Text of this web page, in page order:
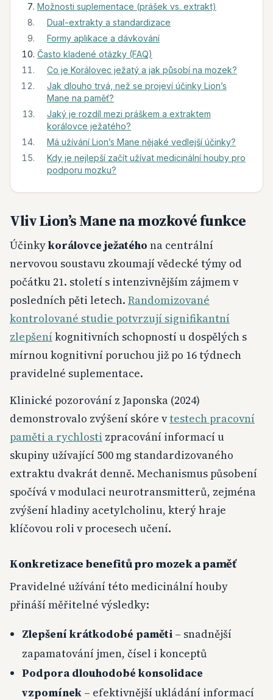
Možnosti suplementace (prášek vs. extrakt)
Dual-extrakty a standardizace
Formy aplikace a dávkování
Často kladené otázky (FAQ)
Co je Korálovec ježatý a jak působí na mozek?
Jak dlouho trvá, než se projeví účinky Lion’s
Mane na paměť?
Jaký je rozdíl mezi práškem a extraktem
korálovce ježatého?
Má užívání Lion’s Mane nějaké vedlejší účinky?
Kdy je nejlepší začít užívat medicinální houby pro
podporu mozku?
Vliv Lion’s Mane na mozkové funkce
Účinkykorálovce ježatého na centrální
nervovou soustavu zkoumají vědecké týmy od
počátku 21. století s intenzivnějším zájmem v
posledních pěti letech. Randomizované
kontrolované studie potvrzují signifikantní
zlepšení kognitivních schopností u dospělých s
mírnou kognitivní poruchou již po 16 týdnech
pravidelné suplementace.
Klinické pozorování z Japonska (2024)
demonstrovalo zvýšení skóre vtestech pracovní
paměti a rychlosti zpracování informací u
skupiny užívající 500 mg standardizovaného
extraktu dvakrát denně. Mechanismus působení
spočívá v modulaci neurotransmitterů, zejména
zvýšení hladiny acetylcholinu, který hraje
klíčovou roli v procesech učení.
Konkretizace benefitů pro mozek a paměť
Pravidelné užívání této medicinální houby
přináší měřitelné výsledky:
Zlepšení krátkodobé paměti – snadnější
zapamatování jmen, čísel i konceptů
Podpora dlouhodobé konsolidace
vzpomínek – efektivnější ukládání informací